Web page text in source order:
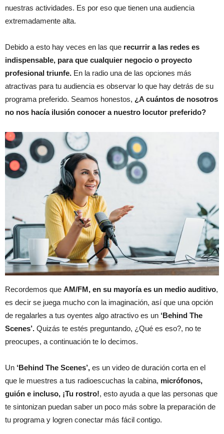
nuestras actividades. Es por eso que tienen una audiencia
extremadamente alta.
Debido a esto hay veces en las que recurrir a las redes es
indispensable, para que cualquier negocio o proyecto
profesional triunfe. En la radio una de las opciones más
atractivas para tu audiencia es observar lo que hay detrás de su
programa preferido. Seamos honestos, ¿A cuántos de nosotros
no nos hacía ilusión conocer a nuestro locutor preferido?
Recordemos que AM/FM, en su mayoría es un medio auditivo,
es decir se juega mucho con la imaginación, así que una opción
de regalarles a tus oyentes algo atractivo es un ‘Behind The
Scenes’. Quizás te estés preguntando, ¿Qué es eso?, no te
preocupes, a continuación te lo decimos.
Un ‘Behind The Scenes’, es un video de duración corta en el
que le muestres a tus radioescuchas la cabina, micrófonos,
guión e incluso, ¡Tu rostro!, esto ayuda a que las personas que
te sintonizan puedan saber un poco más sobre la preparación de
tu programa y logren conectar más fácil contigo.